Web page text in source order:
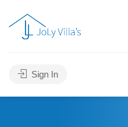
Sign In